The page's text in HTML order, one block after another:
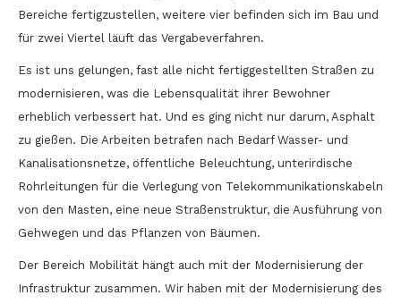
Bereiche fertigzustellen, weitere vier befinden sich im Bau und
für zwei Viertel läuft das Vergabeverfahren.
Es ist uns gelungen, fast alle nicht fertiggestellten Straßen zu
modernisieren, was die Lebensqualität ihrer Bewohner
erheblich verbessert hat. Und es ging nicht nur darum, Asphalt
zu gießen. Die Arbeiten betrafen nach Bedarf Wasser- und
Kanalisationsnetze, öffentliche Beleuchtung, unterirdische
Rohrleitungen für die Verlegung von Telekommunikationskabeln
von den Masten, eine neue Straßenstruktur, die Ausführung von
Gehwegen und das Pflanzen von Bäumen.
Der Bereich Mobilität hängt auch mit der Modernisierung der
Infrastruktur zusammen. Wir haben mit der Modernisierung des